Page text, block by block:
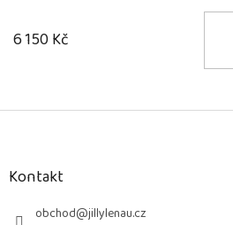
6 150 Kč
Z
Kontakt
obchod@jillylenau.cz